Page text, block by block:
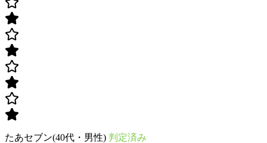
たあセブン(40代・男性) 判定済み